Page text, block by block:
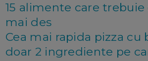
15 alimente care
mai des
Cea mai rapida pizza cu
doar 2 ingrediente pe